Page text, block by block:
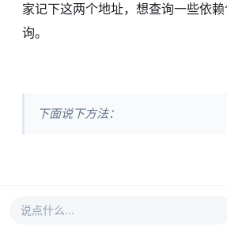
家记下这两个地址，想查询一些依
询。
下面说下方法：
说点什么...